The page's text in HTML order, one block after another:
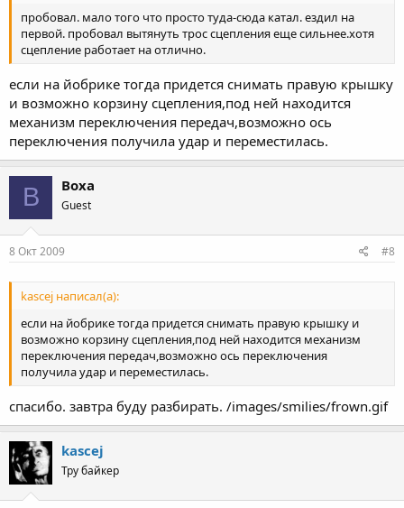
пробовал. мало того что просто туда-сюда катал. ездил на
первой. пробовал вытянуть трос сцепления еще сильнее.хотя
сцепление работает на отлично.
если на йобрике тогда придется снимать правую крышку
и возможно корзину сцепления,под ней находится
механизм переключения передач,возможно ось
переключения получила удар и переместилась.
B Boxa
Guest
8 Окт 2009 #8
kascej написал(а):
если на йобрике тогда придется снимать правую крышку и
возможно корзину сцепления,под ней находится механизм
переключения передач,возможно ось переключения
получила удар и переместилась.
спасибо. завтра буду разбирать. /images/smilies/frown.gif
kascej
Тру байкер